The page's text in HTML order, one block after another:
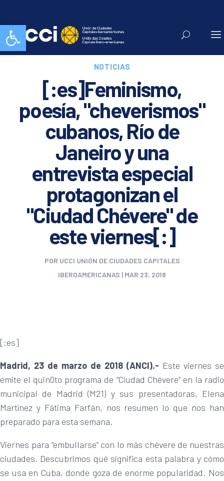
Abrir barra de herramientas
NOTICIAS
[:es]Feminismo,
poesía, "cheverismos"
cubanos, Río de
Janeiro y una
entrevista especial
protagonizan el
"Ciudad Chévere" de
este viernes[:]
POR UCCI UNIÓN DE CIUDADES CAPITALES
IBEROAMERICANAS | MAR 23, 2018
[:es]
Madrid, 23 de marzo de 2018 (ANCI).- Este viernes se
emite el quin0to programa de “Ciudad Chévere” en la radio
municipal de Madrid (M21) y sus presentadoras, Elena
Martínez y Fátima Farfán, nos resumen lo que nos han
preparado para esta semana.
Viernes para “embullarse” con lo más chévere de nuestras
ciudades. Descubrimos qué significa esta palabra y cómo
se usa en Cuba, donde goza de enorme popularidad. Nos